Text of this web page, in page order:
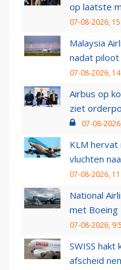
op laatste
07-08-2026,
Malaysia
nadat
07-08-2026,
Airbus op
ziet
07-08-
KLM hervat
vluchten
07-08-2026,
National
met Boeing
07-08-2026,
SWISS
afscheid